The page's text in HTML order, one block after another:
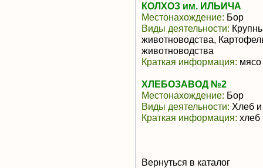
КОЛХОЗ им. ИЛЬИЧА
Местонахождение: Бор
Виды деятельности:
животноводства,
животноводства
Краткая информация: мясо
ХЛЕБОЗАВОД №2
Местонахождение: Бор
Виды деятельности: Хлеб
Краткая информация: хлеб
Вернуться в каталог